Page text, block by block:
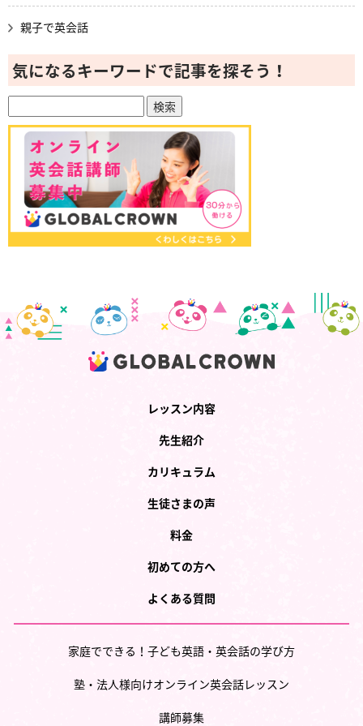
親子で英会話
気になるキーワードで記事を探そう！
レッスン内容
先生紹介
カリキュラム
生徒さまの声
料金
初めての方へ
よくある質問
家庭でできる！子ども英語・英会話の学び方
塾・法人様向けオンライン英会話レッスン
講師募集